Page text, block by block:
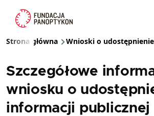
Ścieżka nawigacyjna
Strona główna Wnioski o
Szczegółowe
wniosku o
informacji publicznej